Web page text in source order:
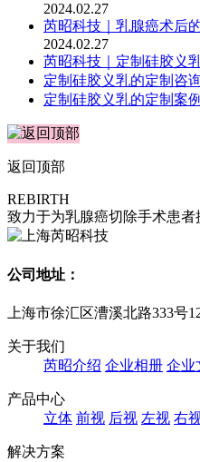
2024.02.27
芮昭科技｜乳腺癌术后
2024.02.27
芮昭科技｜定制硅胶义
定制硅胶义乳的定制咨
定制硅胶义乳的定制案例
返回顶部
REBIRTH
致力于为乳腺癌切除手术患
公司地址：
上海市徐汇区漕溪北路333号
关于我们
芮昭介绍 企业相册 企业
产品中心
立体 前视 后视 左视 右
解决方案